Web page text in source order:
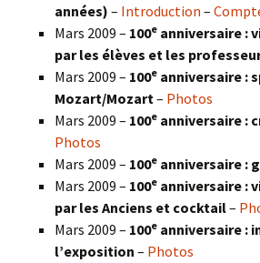
années) – Introduction –
Mars 2009 – 100e anniversaire :
par les élèves et les
Mars 2009 – 100e anniversaire :
Mozart/Mozart– Photos
Mars 2009 – 100e anniversaire :
Photos
Mars 2009 – 100e anniversaire :
Mars 2009 – 100e anniversaire :
par les Anciens et cocktail–
Mars 2009 – 100e anniversaire :
l’exposition – Photos